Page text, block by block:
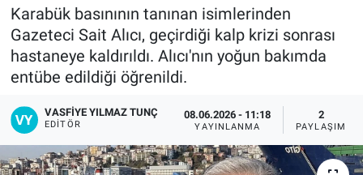
Karabük basınının tanınan isimlerinden
Gazeteci Sait Alıcı, geçirdiği kalp krizi sonrası
hastaneye kaldırıldı. Alıcı'nın yoğun bakımda
entübe edildiği öğrenildi.
VASFIYE YILMAZ TUNÇ
EDITÖR
08.06.2026 - 11:18
YAYINLANMA
2
PAYLAŞIM